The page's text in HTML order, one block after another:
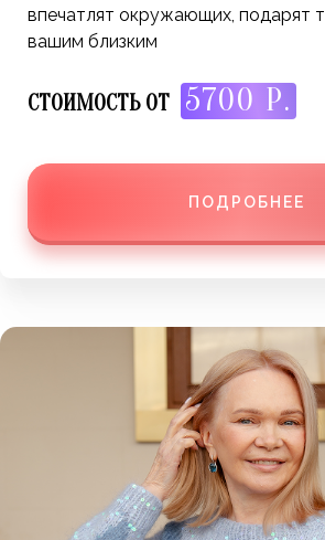
впечатлят окружающих, подарят
вашим близким
СТОИМОСТЬ ОТ 5700 Р.
ПОДРОБНЕЕ